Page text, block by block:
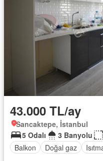
43.000 TL/ay
Sancaktepe, İstanbul
5 Odalı
3 Banyolu
Balkon
Doğal gaz